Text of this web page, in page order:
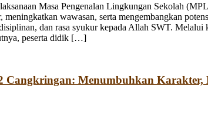
Masa Pengenalan Lingkungan Sekolah
wawasan, serta mengembangkan
dan rasa syukur kepada Allah SWT.
peserta didik […]
Cangkringan: Menumbuhkan